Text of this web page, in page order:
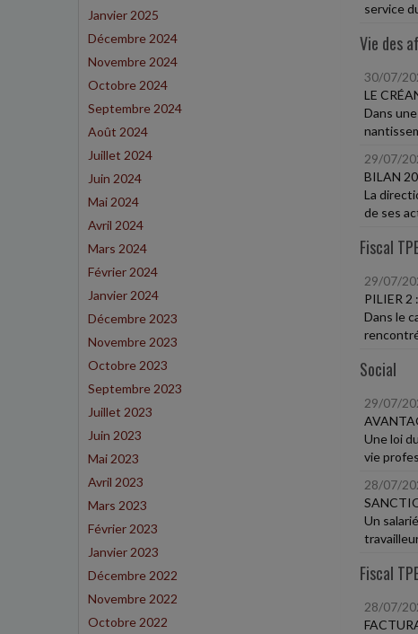
Janvier 2025
Décembre 2024
Novembre 2024
Octobre 2024
Septembre 2024
Août 2024
Juillet 2024
Juin 2024
Mai 2024
Avril 2024
Mars 2024
Février 2024
Janvier 2024
Décembre 2023
Novembre 2023
Octobre 2023
Septembre 2023
Juillet 2023
Juin 2023
Mai 2023
Avril 2023
Mars 2023
Février 2023
Janvier 2023
Décembre 2022
Novembre 2022
Octobre 2022
service
Vie des
30/07/
LE
Dans
29/07/
BILAN
La
de ses
Fiscal
29/07/
PILIER 2
Dans le
Social
29/07/
Une loi
vie
28/07/
Un
Fiscal
28/07/